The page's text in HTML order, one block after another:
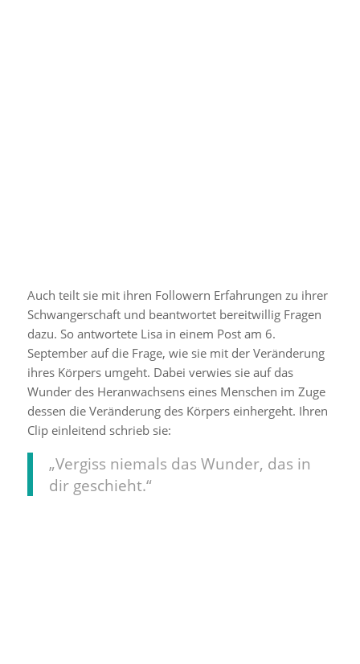
Auch teilt sie mit ihren Followern Erfahrungen zu ihrer
Schwangerschaft und beantwortet bereitwillig Fragen
dazu. So antwortete Lisa in einem Post am 6.
September auf die Frage, wie sie mit der Veränderung
ihres Körpers umgeht. Dabei verwies sie auf das
Wunder des Heranwachsens eines Menschen im Zuge
dessen die Veränderung des Körpers einhergeht. Ihren
Clip einleitend schrieb sie:
„Vergiss niemals das Wunder, das in
dir geschieht.“